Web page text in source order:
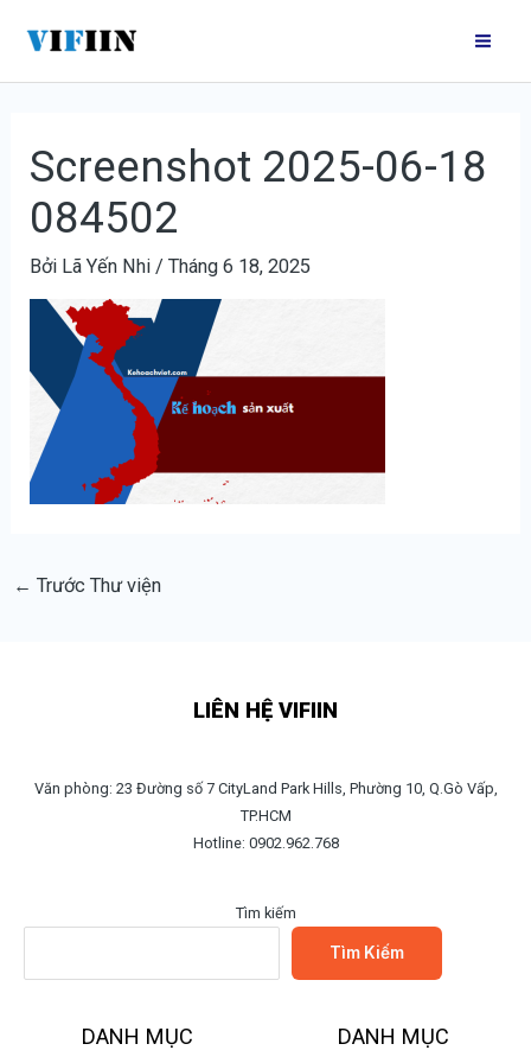
nội
Screenshot 2025-06-18
084502
Bởi Lã Yến Nhi /Tháng 6 18, 2025
hướng
bài
← Trước Thư viện
LIÊN HỆ VIFIIN
Văn phòng: 23 Đường số 7 CityLand Park Hills, Phường 10, Q.Gò Vấp,
TP.HCM
Hotline: 0902.962.768
Tìm kiếm
Tìm Kiếm
DANH MỤC DANH MỤC